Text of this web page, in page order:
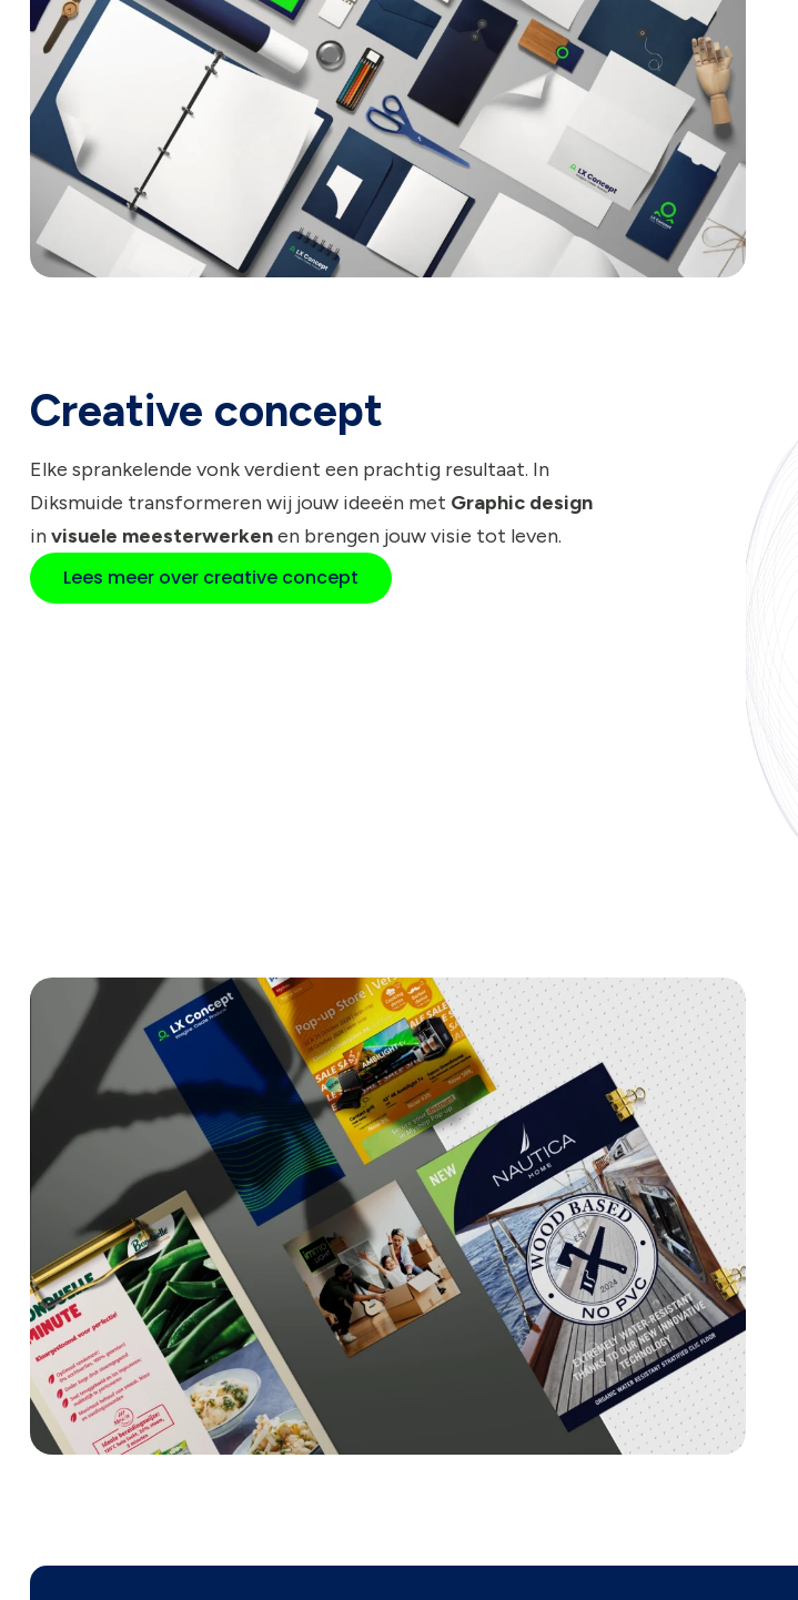
Creative concept
Elke sprankelende vonk verdient een prachtig resultaat. In
Diksmuide transformeren wij jouw ideeën met Graphic design
invisuele meesterwerkenen brengen jouw visie tot leven.
Lees meer over creative concept